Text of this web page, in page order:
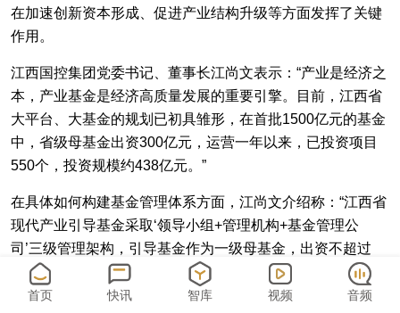
在加速创新资本形成、促进产业结构升级等方面发挥了关键
作用。
江西国控集团党委书记、董事长江尚文表示：“产业是经济之
本，产业基金是经济高质量发展的重要引擎。目前，江西省
大平台、大基金的规划已初具雏形，在首批1500亿元的基金
中，省级母基金出资300亿元，运营一年以来，已投资项目
550个，投资规模约438亿元。”
在具体如何构建基金管理体系方面，江尚文介绍称：“江西省
现代产业引导基金采取‘领导小组+管理机构+基金管理公
司’三级管理架构，引导基金作为一级母基金，出资不超过
30%，设立政策型和市场型两类基金：政策型基金为二级母
基金，主要通过遴选优秀基金管理人的方式投资子基金，发
首页 快讯 智库 视频 音频